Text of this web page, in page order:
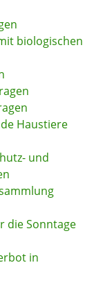
biologischen
Haustiere
und
die Sonntage
in